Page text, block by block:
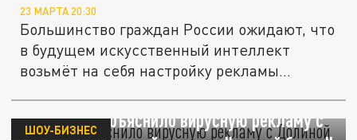
23 МАРТА 20:30
Большинство граждан России ожидают, что
в будущем искусственный интеллект
возьмёт на себя настройку рекламы...
"Столото" объяснило вирусную рекламу с
ШОУ-БИЗНЕС